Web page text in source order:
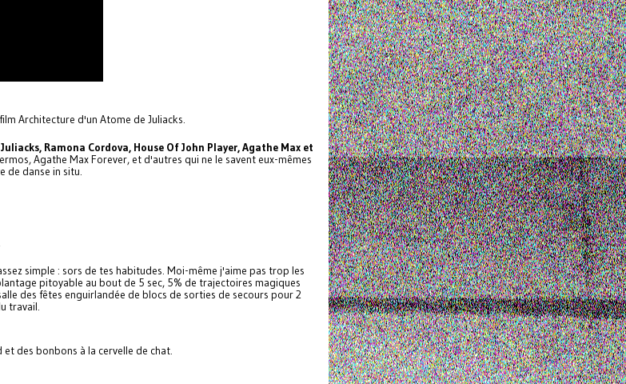
Architecture d'un Atome de Juliacks.
Juliacks, Ramona Cordova, House Of John Player, Agathe Max et
Agathe Max Forever, et d'autres qui ne le savent eux-mêmes
de danse in situ.
simple : sors de tes habitudes. Moi-même j'aime pas trop les
pitoyable au bout de 5 sec, 5% de trajectoires magiques
des fêtes enguirlandée de blocs de sorties de secours pour 2
travail.
et des bonbons à la cervelle de chat.